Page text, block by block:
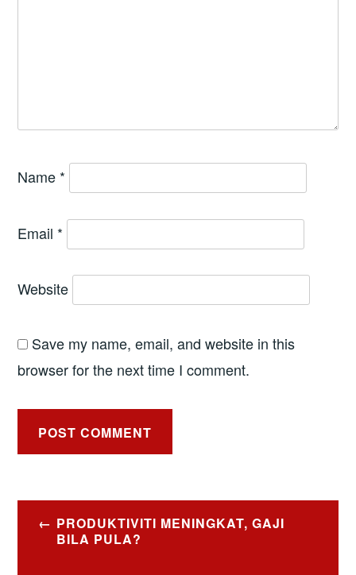
Name *
Email *
Website
Save my name, email, and website in this
browser for the next time I comment.
Post
navigation
PRODUKTIVITI MENINGKAT, GAJI
BILA PULA?